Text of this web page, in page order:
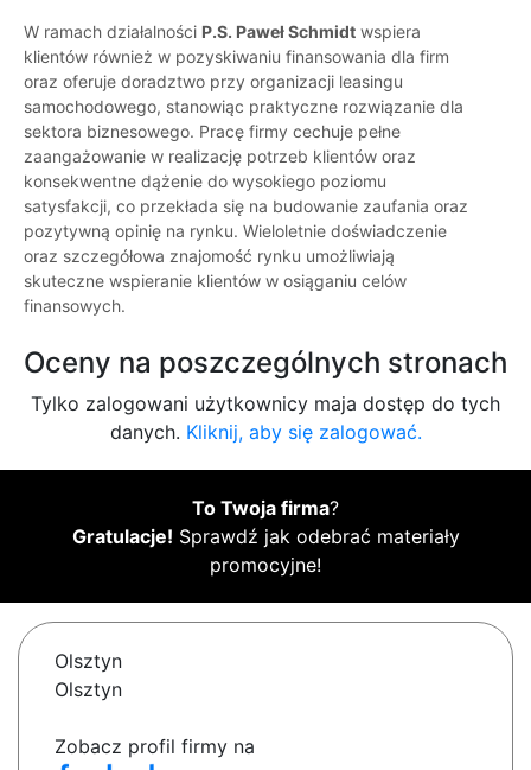
W ramach działalności P.S. Paweł Schmidt wspiera
klientów również w pozyskiwaniu finansowania dla firm
oraz oferuje doradztwo przy organizacji leasingu
samochodowego, stanowiąc praktyczne rozwiązanie dla
sektora biznesowego. Pracę firmy cechuje pełne
zaangażowanie w realizację potrzeb klientów oraz
konsekwentne dążenie do wysokiego poziomu
satysfakcji, co przekłada się na budowanie zaufania oraz
pozytywną opinię na rynku. Wieloletnie doświadczenie
oraz szczegółowa znajomość rynku umożliwiają
skuteczne wspieranie klientów w osiąganiu celów
finansowych.
Oceny na poszczególnych stronach
Tylko zalogowani użytkownicy maja dostęp do tych
danych. Kliknij, aby się zalogować.
To Twoja firma?
Gratulacje! Sprawdź jak odebrać materiały
promocyjne!
Olsztyn
Olsztyn
Zobacz profil firmy na